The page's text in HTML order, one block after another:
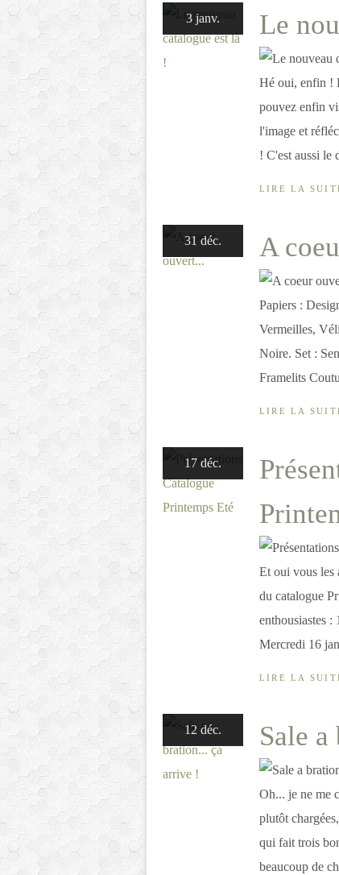
3 janv. Le
Hé oui, enfin !
pouvez enfin
l'image et
! C'est aussi le
LIRE LA
31 déc. A
Papiers :
Vermeilles,
Noire. Set :
Framelits
LIRE LA
17 déc.
Et oui vous les
du catalogue
enthousiastes
Mercredi 16
LIRE LA
12 déc. Sale
Oh... je ne me
plutôt
qui fait trois
beaucoup de